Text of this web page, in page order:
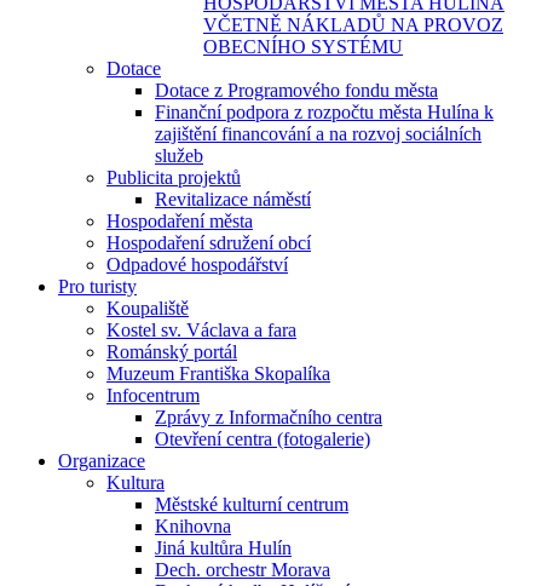
VČETNĚ NÁKLADŮ NA PROVOZ
OBECNÍHO SYSTÉMU
Dotace
Dotace z Programového fondu města
Finanční podpora z rozpočtu města Hulína k
zajištění financování a na rozvoj sociálních
služeb
Publicita projektů
Revitalizace náměstí
Hospodaření města
Hospodaření sdružení obcí
Odpadové hospodářství
Pro turisty
Koupaliště
Kostel sv. Václava a fara
Románský portál
Muzeum Františka Skopalíka
Infocentrum
Zprávy z Informačního centra
Otevření centra (fotogalerie)
Organizace
Kultura
Městské kulturní centrum
Knihovna
Jiná kultůra Hulín
Dech. orchestr Morava